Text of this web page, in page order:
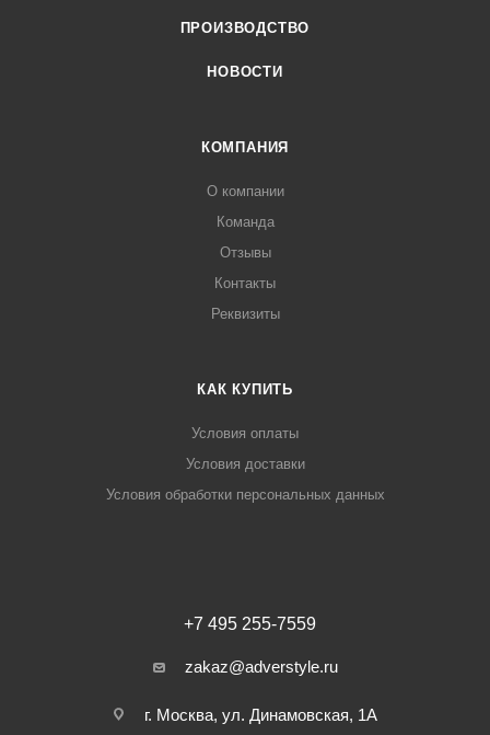
ПРОИЗВОДСТВО
НОВОСТИ
КОМПАНИЯ
О компании
Команда
Отзывы
Контакты
Реквизиты
КАК КУПИТЬ
Условия оплаты
Условия доставки
Условия обработки персональных данных
+7 495 255-7559
zakaz@adverstyle.ru
г. Москва, ул. Динамовская, 1А